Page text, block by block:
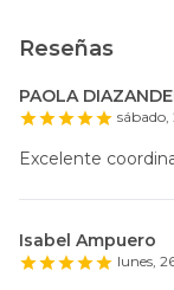
Reseñas
PAOLA
sábado,
Excelente
Isabel Ampuero
lunes,